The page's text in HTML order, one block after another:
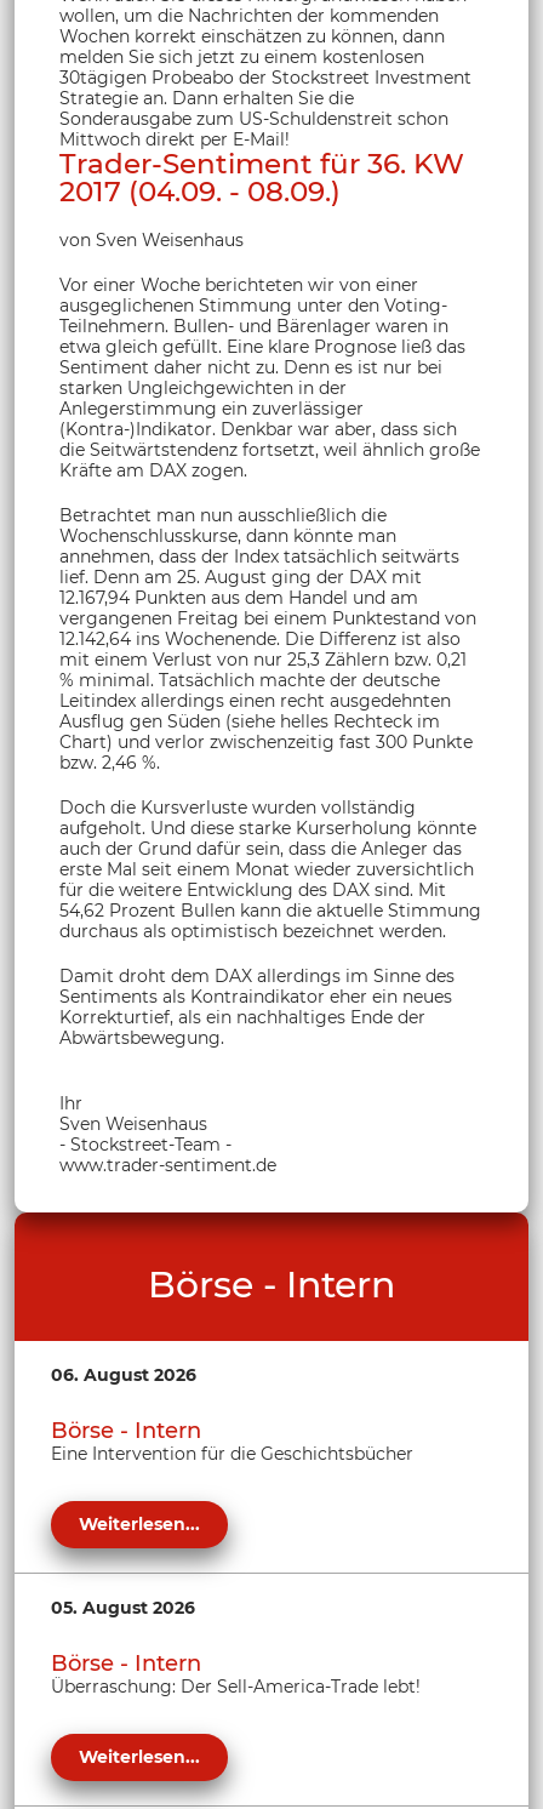
wollen, um die Nachrichten der kommenden
Wochen korrekt einschätzen zu können, dann
melden Sie sich jetzt zu einem kostenlosen
30tägigen Probeabo der Stockstreet Investment
Strategie an. Dann erhalten Sie die
Sonderausgabe zum US-Schuldenstreit schon
Mittwoch direkt per E-Mail!
Trader-Sentiment für 36. KW
2017 (04.09. - 08.09.)
von Sven Weisenhaus
Vor einer Woche berichteten wir von einer
ausgeglichenen Stimmung unter den Voting-
Teilnehmern. Bullen- und Bärenlager waren in
etwa gleich gefüllt. Eine klare Prognose ließ das
Sentiment daher nicht zu. Denn es ist nur bei
starken Ungleichgewichten in der
Anlegerstimmung ein zuverlässiger
(Kontra-)Indikator. Denkbar war aber, dass sich
die Seitwärtstendenz fortsetzt, weil ähnlich große
Kräfte am DAX zogen.
Betrachtet man nun ausschließlich die
Wochenschlusskurse, dann könnte man
annehmen, dass der Index tatsächlich seitwärts
lief. Denn am 25. August ging der DAX mit
12.167,94 Punkten aus dem Handel und am
vergangenen Freitag bei einem Punktestand von
12.142,64 ins Wochenende. Die Differenz ist also
mit einem Verlust von nur 25,3 Zählern bzw. 0,21
% minimal. Tatsächlich machte der deutsche
Leitindex allerdings einen recht ausgedehnten
Ausflug gen Süden (siehe helles Rechteck im
Chart) und verlor zwischenzeitig fast 300 Punkte
bzw. 2,46 %.
Doch die Kursverluste wurden vollständig
aufgeholt. Und diese starke Kurserholung könnte
auch der Grund dafür sein, dass die Anleger das
erste Mal seit einem Monat wieder zuversichtlich
für die weitere Entwicklung des DAX sind. Mit
54,62 Prozent Bullen kann die aktuelle Stimmung
durchaus als optimistisch bezeichnet werden.
Damit droht dem DAX allerdings im Sinne des
Sentiments als Kontraindikator eher ein neues
Korrekturtief, als ein nachhaltiges Ende der
Abwärtsbewegung.
Ihr
Sven Weisenhaus
- Stockstreet-Team -
www.trader-sentiment.de
Börse - Intern
06. August 2026
Börse - Intern
Eine Intervention für die Geschichtsbücher
Weiterlesen...
05. August 2026
Börse - Intern
Überraschung: Der Sell-America-Trade lebt!
Weiterlesen...